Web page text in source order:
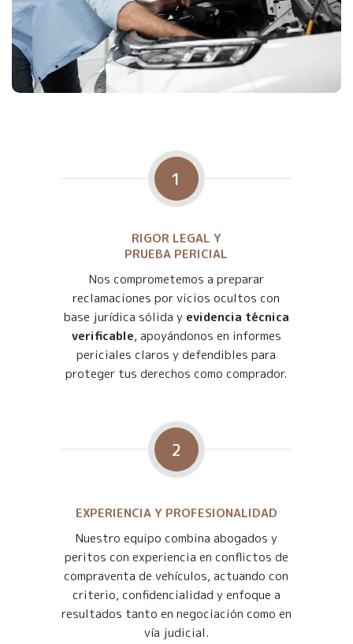
1
RIGOR LEGAL Y
PRUEBA PERICIAL
Nos comprometemos a preparar
reclamaciones por vicios ocultos con
base jurídica sólida y evidencia técnica
verificable, apoyándonos en informes
periciales claros y defendibles para
proteger tus derechos como comprador.
2
EXPERIENCIA Y PROFESIONALIDAD
Nuestro equipo combina abogados y
peritos con experiencia en conflictos de
compraventa de vehículos, actuando con
criterio, confidencialidad y enfoque a
resultados tanto en negociación como en
vía judicial.